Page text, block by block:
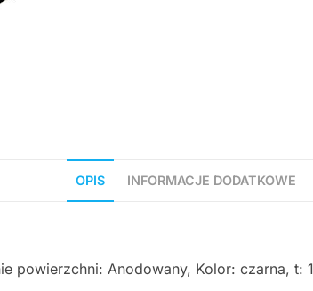
OPIS INFORMACJE DODATKOWE
powierzchni: Anodowany, Kolor: czarna, t: 1